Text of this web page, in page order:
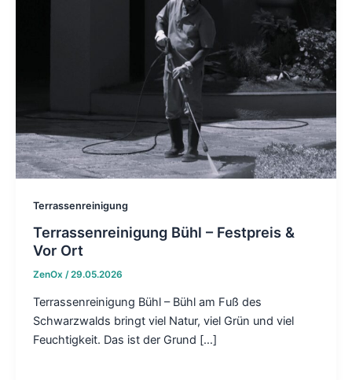
Terrassenreinigung
Terrassenreinigung Bühl – Festpreis &
Vor Ort
ZenOx /29.05.2026
Terrassenreinigung Bühl – Bühl am Fuß des
Schwarzwalds bringt viel Natur, viel Grün und viel
Feuchtigkeit. Das ist der Grund […]